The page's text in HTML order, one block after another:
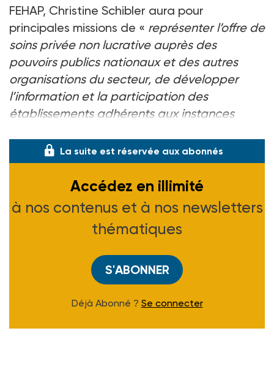
FEHAP, Christine Schibler aura pour
principales missions de « représenter l’offre de
soins privée non lucrative auprès des
pouvoirs publics nationaux et des autres
organisations du secteur, de développer
l’information et la participation des
établissements adhérents aux instances
La suite est réservée aux abonnés
Accédez en illimité
à nos contenus et à nos newsletters
thématiques
S'ABONNER
Déjà Abonné ? Se connecter